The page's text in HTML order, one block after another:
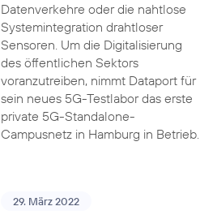
Datenverkehre oder die nahtlose
Systemintegration drahtloser
Sensoren. Um die Digitalisierung
des öffentlichen Sektors
voranzutreiben, nimmt Dataport für
sein neues 5G-Testlabor das erste
private 5G-Standalone-
Campusnetz in Hamburg in Betrieb.
29. März 2022